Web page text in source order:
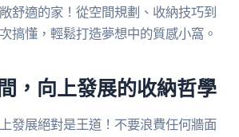
舒適的家！從空間規劃、收納技巧到
搞懂，輕鬆打造夢想中的質感小窩。
，向上發展的收納哲學
發展絕對是王道！不要浪費任何牆面